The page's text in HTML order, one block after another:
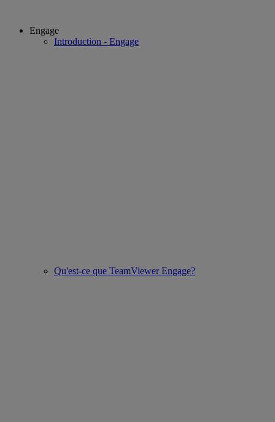
Engage
Introduction - Engage
Qu'est-ce que TeamViewer Engage?